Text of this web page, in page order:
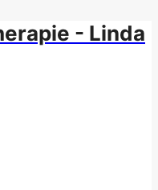
- Linda